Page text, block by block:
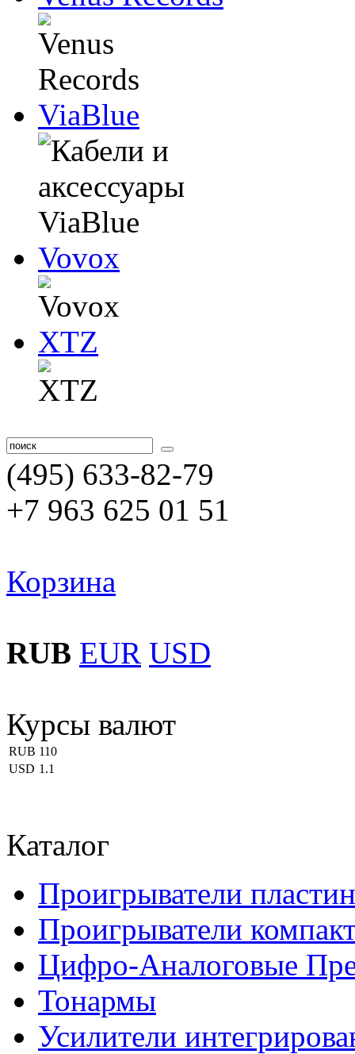
ViaBlue
Vovox
XTZ
(495) 633-82-79
+7 963 625 01 51
Корзина
RUB EUR USD
Курсы валют
RUB 110
USD 1.1
Каталог
Проигрыватели
Проигрыватели
Цифро-Аналоговые
Тонармы
Усилители